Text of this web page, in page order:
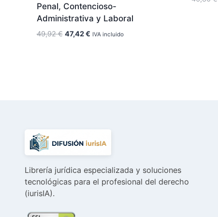
Penal, Contencioso-
Administrativa y Laboral
49,92€ El
47,42€ElIVA incluido
Librería jurídica especializada y soluciones
tecnológicas para el profesional del derecho
(iurisIA).